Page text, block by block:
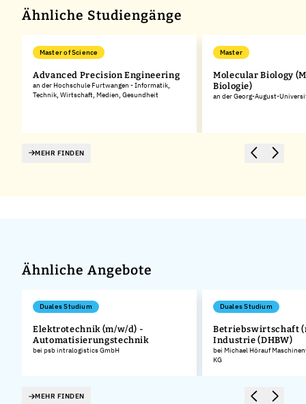
Ähnliche Studiengänge
Master of Science
Advanced Precision Engineering
an der Hochschule Furtwangen - Informatik,
Technik, Wirtschaft, Medien, Gesundheit
Master
Molecular Biology
Biologie)
an der Georg-August-
MEHR FINDEN
Ähnliche Angebote
Duales Studium
Elektrotechnik (m/w/d) -
Automatisierungstechnik
bei psb intralogistics GmbH
Duales Studium
Betriebswirtschaft
Industrie (DHBW)
bei Michael Hörauf
KG
MEHR FINDEN